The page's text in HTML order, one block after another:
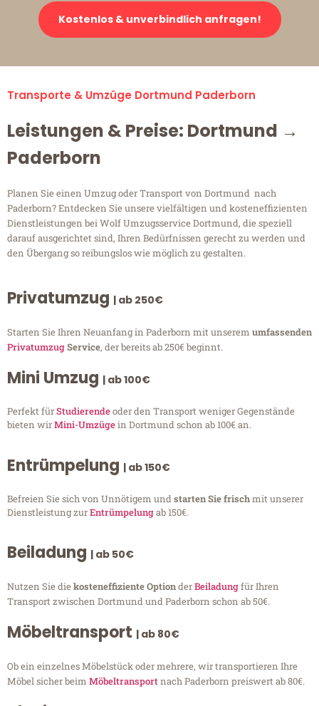
Kostenlos & unverbindlich anfragen!
Transporte & Umzüge Dortmund Paderborn
Leistungen & Preise: Dortmund →
Paderborn
Planen Sie einen Umzug oder Transport von Dortmund nach
Paderborn? Entdecken Sie unsere vielfältigen und kosteneffizienten
Dienstleistungen bei Wolf Umzugsservice Dortmund, die speziell
darauf ausgerichtet sind, Ihren Bedürfnissen gerecht zu werden und
den Übergang so reibungslos wie möglich zu gestalten.
Privatumzug | ab 250€
Starten Sie Ihren Neuanfang in Paderborn mit unserem umfassenden
PrivatumzugService, der bereits ab 250€ beginnt.
Mini Umzug | ab 100€
Perfekt fürStudierendeoder den Transport weniger Gegenstände
bieten wirMini-Umzügein Dortmund schon ab 100€ an.
Entrümpelung | ab 150€
Befreien Sie sich von Unnötigem undstarten Sie frischmit unserer
Dienstleistung zurEntrümpelungab 150€.
Beiladung | ab 50€
Nutzen Sie diekosteneffiziente OptionderBeiladungfür Ihren
Transport zwischen Dortmund und Paderborn schon ab 50€.
Möbeltransport | ab 80€
Ob ein einzelnes Möbelstück oder mehrere, wir transportieren Ihre
Möbel sicher beim Möbeltransportnach Paderborn preiswert ab 80€.